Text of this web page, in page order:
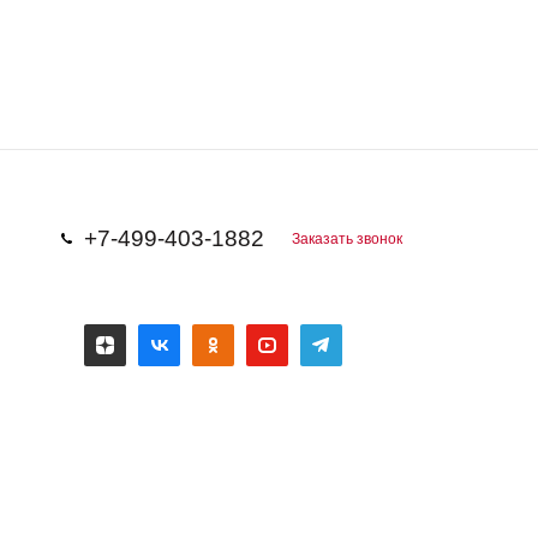
+7-499-403-1882 Заказать звонок